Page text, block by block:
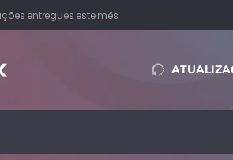
entregues este mês